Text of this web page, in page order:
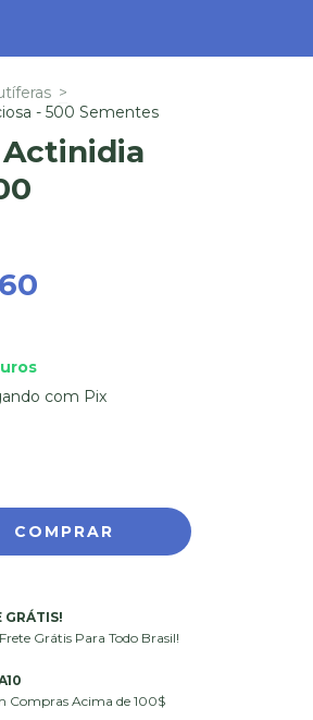
>
- 500 Sementes
com Pix
GRÁTIS!
Grátis Para Todo Brasil!
Compras Acima de 100$